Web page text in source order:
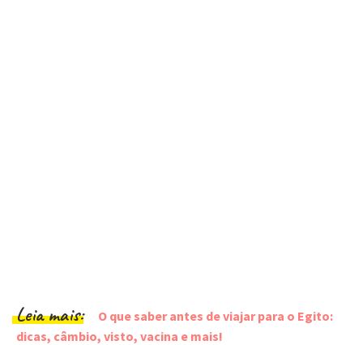
Leia mais:
O que saber antes de viajar para o Egito:
dicas, câmbio, visto, vacina e mais!